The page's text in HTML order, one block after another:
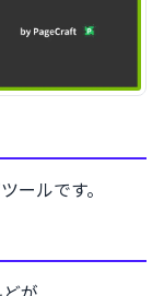
ールです。